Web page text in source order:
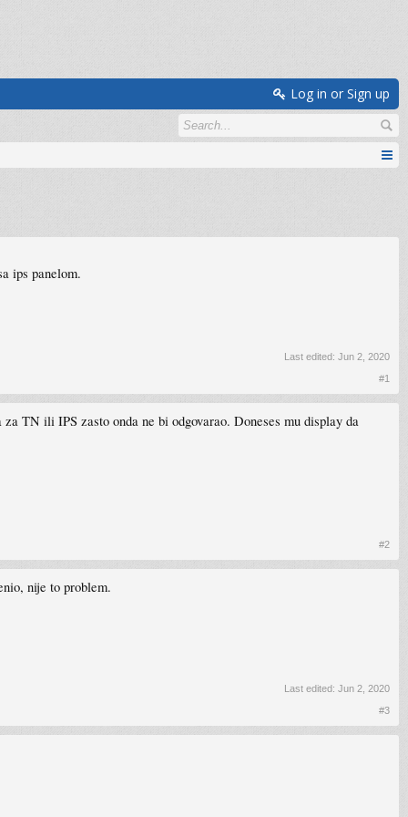
Log in or Sign up
ips panelom.
Last edited: Jun 2, 2020
#1
TN ili IPS zasto onda ne bi odgovarao. Doneses mu display da
#2
nije to problem.
Last edited: Jun 2, 2020
#3